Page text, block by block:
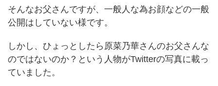
そんなお父さんですが、一般人な為お顔などの一般
公開はしていない様です。
しかし、ひょっとしたら原菜乃華さんのお父さんな
のではないのか？という人物がTwitterの写真に載っ
ていました。